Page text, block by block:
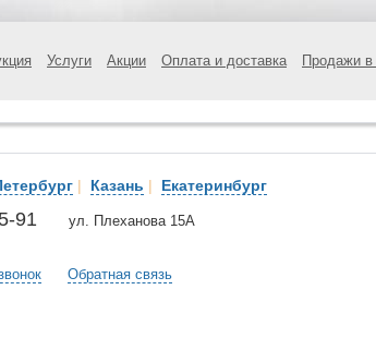
Услуги Акции Оплата и доставка Продажи
| Казань | Екатеринбург
91 ул. Плеханова 15А
Обратная связь